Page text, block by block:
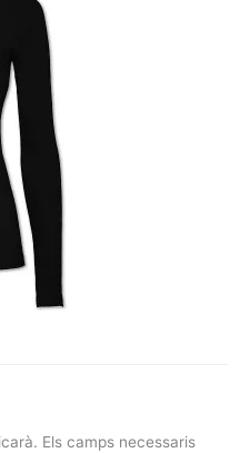
Els camps necessaris